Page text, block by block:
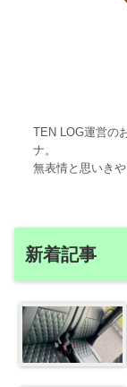
TEN LOG運営の
ナ。
無表情と思いき
新着記事